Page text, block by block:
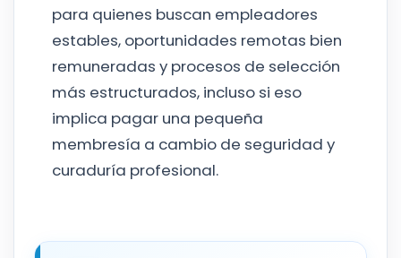
para quienes buscan empleadores
estables, oportunidades remotas bien
remuneradas y procesos de selección
más estructurados, incluso si eso
implica pagar una pequeña
membresía a cambio de seguridad y
curaduría profesional.